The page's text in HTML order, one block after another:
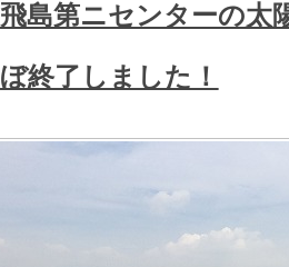
飛島第ニセンターの太
ぼ終了しました！